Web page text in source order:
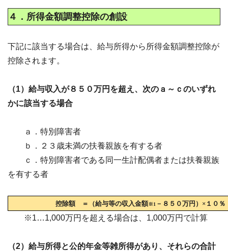
４．所得金額調整控除の創設
下記に該当する場合は、給与所得から所得金額調整控除が
控除されます。
（1）給与収入が８５０万円を超え、次のａ～ｃのいずれ
かに該当する場合
ａ．特別障害者
ｂ．２３歳未満の扶養親族を有する者
ｃ．特別障害者である同一生計配偶者または扶養親族
を有する者
控除額 ＝（給与等の収入金額※1－ ８５０万円）×１０％
※1…1,000万円を超える場合は、1,000万円で計算
（2）給与所得と公的年金等雑所得があり、それらの合計